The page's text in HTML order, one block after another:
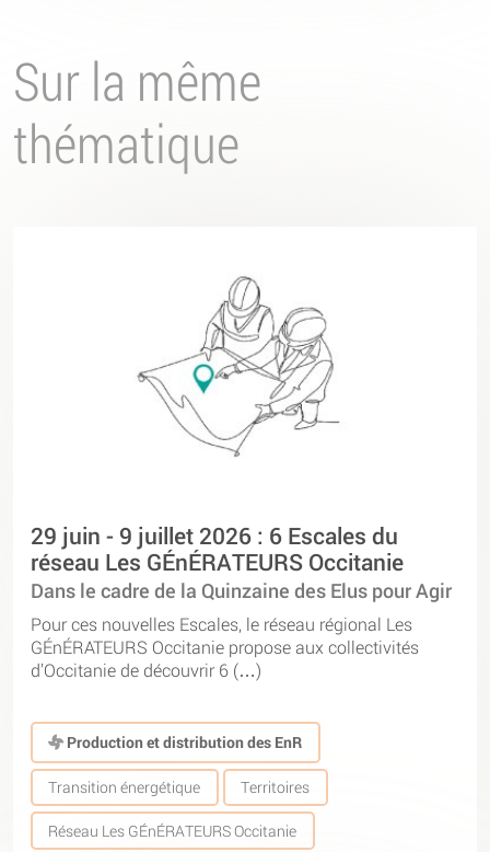
Sur la même
thématique
29 juin - 9 juillet 2026 : 6 Escales du
réseau Les GÉnÉRATEURS Occitanie
Dans le cadre de la Quinzaine des Elus pour Agir
Pour ces nouvelles Escales, le réseau régional Les
GÉnÉRATEURS Occitanie propose aux collectivités
d’Occitanie de découvrir 6 (…)
Production et distribution des EnR
Transition énergétique Territoires
Réseau Les GÉnÉRATEURS Occitanie